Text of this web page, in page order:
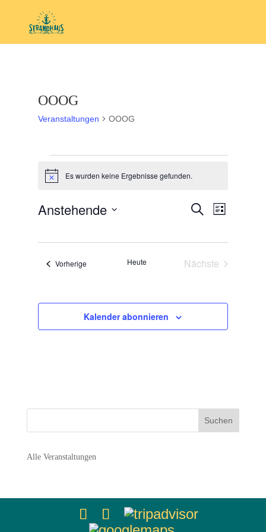
OOOG
Veranstaltungen OOOG
HinweisEs wurden keine Ergebnisse gefunden.
und
Navigation
Suche
Liste
Anstehende
Vorherige Veranstaltungen
Heute
Nächste
Kalender abonnieren
Alle Veranstaltungen